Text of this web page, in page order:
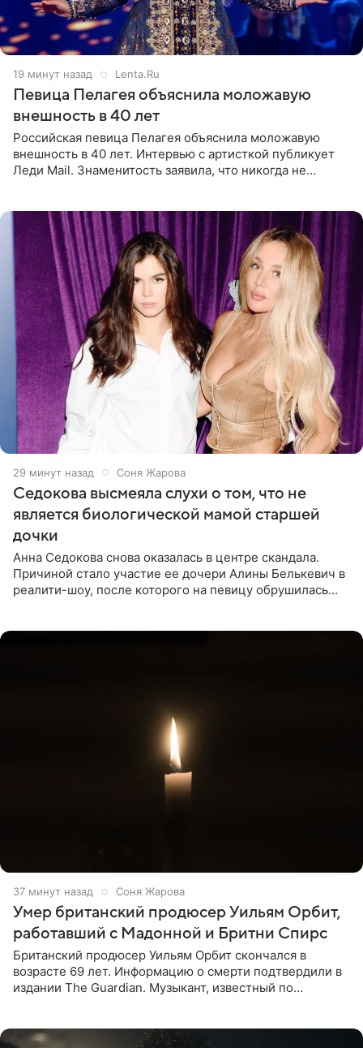
19 минут назад Lenta.Ru
Певица Пелагея объяснила моложавую
внешность в 40 лет
Российская певица Пелагея объяснила моложавую
внешность в 40 лет. Интервью с артисткой публикует
Леди Mail. Знаменитость заявила, что никогда не
29 минут назад Соня Жарова
Седокова высмеяла слухи о том, что не
является биологической мамой старшей
дочки
Анна Седокова снова оказалась в центре скандала.
Причиной стало участие ее дочери Алины Белькевич в
реалити-шоу, после которого на певицу обрушилась
37 минут назад Соня Жарова
Умер британский продюсер Уильям Орбит,
работавший с Мадонной и Бритни Спирс
Британский продюсер Уильям Орбит скончался в
возрасте 69 лет. Информацию о смерти подтвердили в
издании The Guardian. Музыкант, известный по